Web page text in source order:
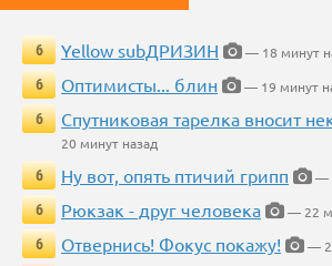
6 Yellow subДРИЗИН
— 18 минут
6
Оптимисты... блин
— 19 минут
6
Спутниковая тарелка вносит
20 минут назад
6
Ну вот, опять птичий грипп
—
6
Рюкзак - друг человека
— 22
6
Отвернись! Фокус покажу!
—